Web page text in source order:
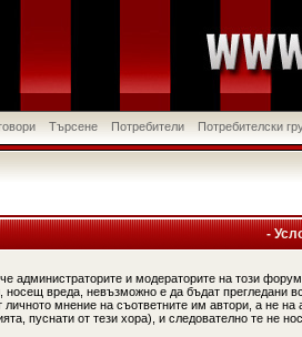
Търсене Потребители Потребителски
-
администраторите и модераторите на този
носещ вреда, невъзможно е да бъдат прегледани
личното мнение на съответните им автори, а не
пуснати от тези хора), и следователно те не